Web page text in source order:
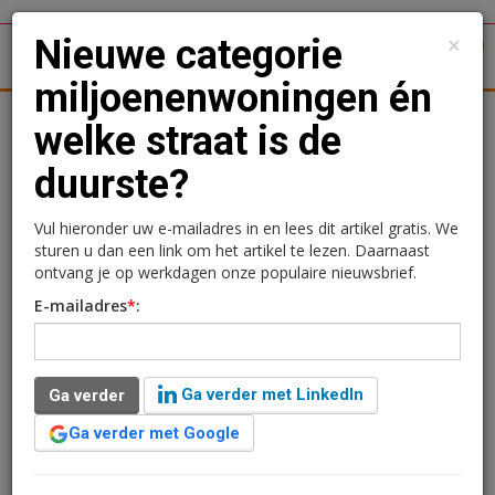
Kantoren Retail
Nieuwe categorie
miljoenenwoningen én
welke straat is de
duurste?
Charlotte Bijenveld
24 april 2020 om 13:28
6 jaar geleden aangepast
3 minuten leestijd
Het aantal miljoenenwoningen in Nederland is in 2019
×
Nieuwe categorie
miljoenenwoningen én
welke straat is de
duurste?
Vul hieronder uw e-mailadres in en lees dit artikel gratis. We
sturen u dan een link om het artikel te lezen. Daarnaast
ontvang je op werkdagen onze populaire nieuwsbrief.
E-mailadres*:
Ga verder
Ga verder met LinkedIn
Ga verder met Google